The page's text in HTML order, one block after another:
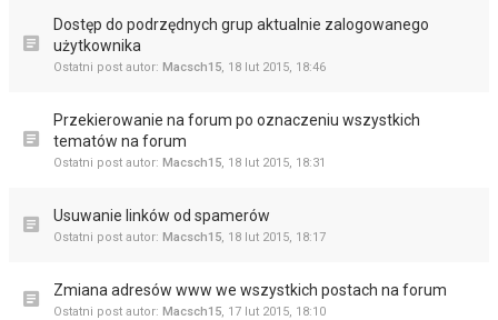
Dostęp do podrzędnych grup aktualnie zalogowanego
użytkownika
Ostatni post autor: Macsch15, 18 lut 2015, 18:46
Przekierowanie na forum po oznaczeniu wszystkich
tematów na forum
Ostatni post autor: Macsch15, 18 lut 2015, 18:31
Usuwanie linków od spamerów
Ostatni post autor: Macsch15, 18 lut 2015, 18:17
Zmiana adresów www we wszystkich postach na forum
Ostatni post autor: Macsch15, 17 lut 2015, 18:10